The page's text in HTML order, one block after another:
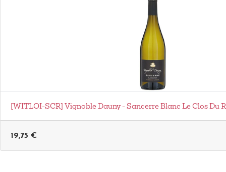
[WITLOI-SCR] Vignoble Dauny - Sancerre Blanc Le Clos Du
19,75 €